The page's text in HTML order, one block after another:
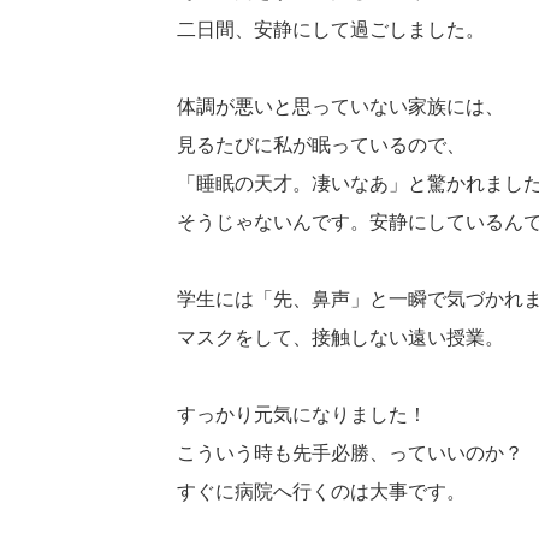
二日間、安静にして過ごしました。
体調が悪いと思っていない家族には、
見るたびに私が眠っているので、
「睡眠の天才。凄いなあ」と驚かれまし
そうじゃないんです。安静にしているんで
学生には「先、鼻声」と一瞬で気づかれ
マスクをして、接触しない遠い授業。
すっかり元気になりました！
こういう時も先手必勝、っていいのか？
すぐに病院へ行くのは大事です。